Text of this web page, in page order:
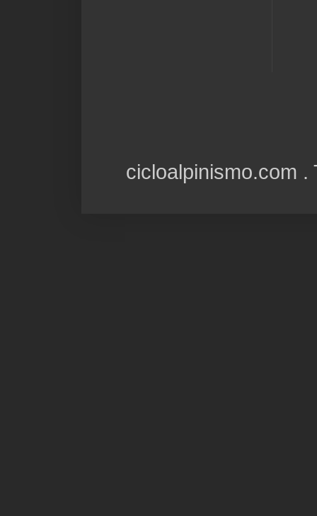
cicloalpinismo.com